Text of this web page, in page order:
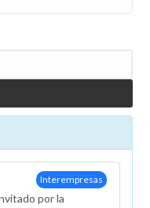
Interempresas
por la